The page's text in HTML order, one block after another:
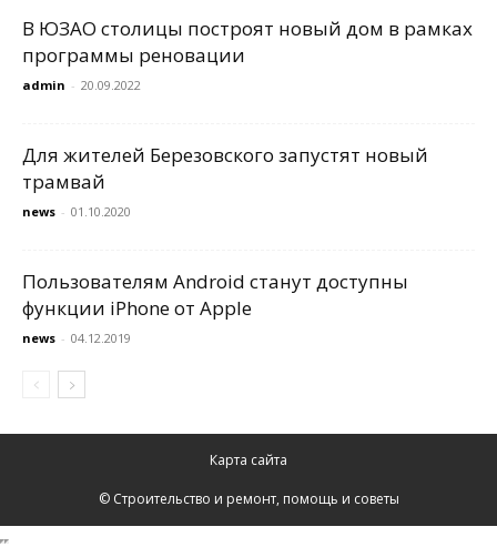
В ЮЗАО столицы построят новый дом в рамках
программы реновации
admin - 20.09.2022
Для жителей Березовского запустят новый
трамвай
news - 01.10.2020
Пользователям Android станут доступны
функции iPhone от Apple
news - 04.12.2019
Карта сайта
© Строительство и ремонт, помощь и советы